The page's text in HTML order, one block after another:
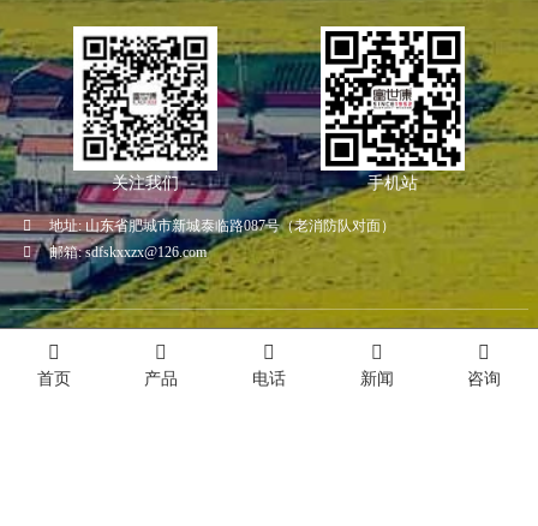
关注我们 手机站
地址: 山东省肥城市新城泰临路087号（老消防队对面）
邮箱: sdfskxxzx@126.com
主营区域:
河南 海南
友情链接:
高分子聚乙烯板 海南农业灌溉 蛋黄酥代工 布袋除尘器厂家
首页 产品 电话 新闻 咨询